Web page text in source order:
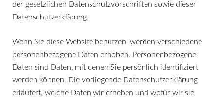
der gesetzlichen Datenschutzvorschriften sowie dieser
Datenschutzerklärung.
Wenn Sie diese Website benutzen, werden verschiedene
personenbezogene Daten erhoben. Personenbezogene
Daten sind Daten, mit denen Sie persönlich identifiziert
werden können. Die vorliegende Datenschutzerklärung
erläutert, welche Daten wir erheben und wofür wir sie